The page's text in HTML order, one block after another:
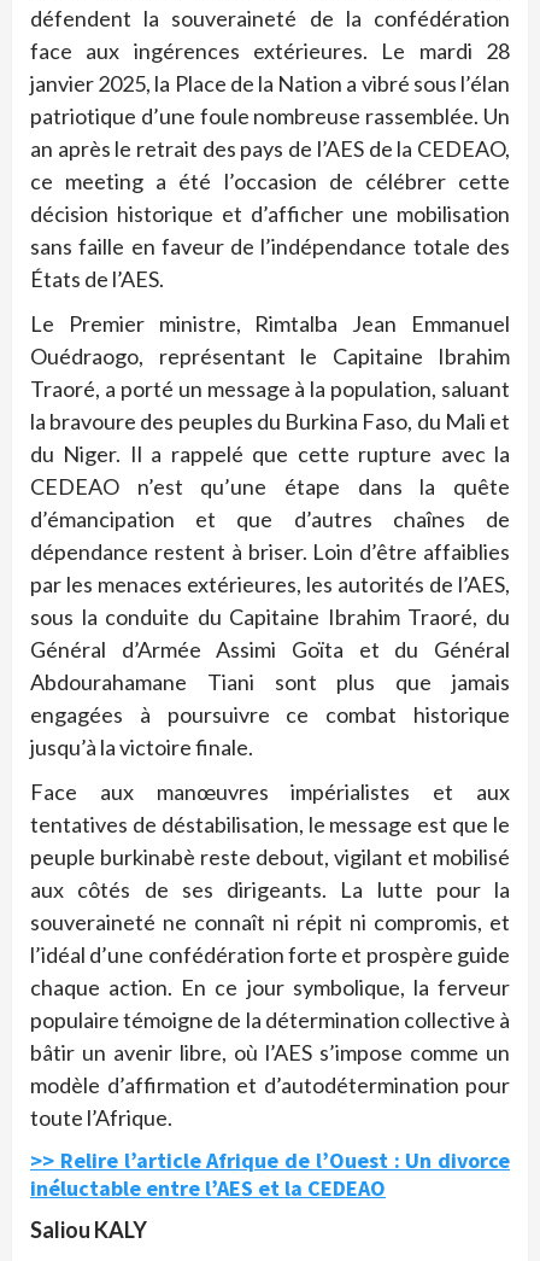
défendent la souveraineté de la confédération
face aux ingérences extérieures. Le mardi 28
janvier 2025, la Place de la Nation a vibré sous l’élan
patriotique d’une foule nombreuse rassemblée. Un
an après le retrait des pays de l’AES de la CEDEAO,
ce meeting a été l’occasion de célébrer cette
décision historique et d’afficher une mobilisation
sans faille en faveur de l’indépendance totale des
États de l’AES.
Le Premier ministre, Rimtalba Jean Emmanuel
Ouédraogo, représentant le Capitaine Ibrahim
Traoré, a porté un message à la population, saluant
la bravoure des peuples du Burkina Faso, du Mali et
du Niger. Il a rappelé que cette rupture avec la
CEDEAO n’est qu’une étape dans la quête
d’émancipation et que d’autres chaînes de
dépendance restent à briser. Loin d’être affaiblies
par les menaces extérieures, les autorités de l’AES,
sous la conduite du Capitaine Ibrahim Traoré, du
Général d’Armée Assimi Goïta et du Général
Abdourahamane Tiani sont plus que jamais
engagées à poursuivre ce combat historique
jusqu’à la victoire finale.
Face aux manœuvres impérialistes et aux
tentatives de déstabilisation, le message est que le
peuple burkinabè reste debout, vigilant et mobilisé
aux côtés de ses dirigeants. La lutte pour la
souveraineté ne connaît ni répit ni compromis, et
l’idéal d’une confédération forte et prospère guide
chaque action. En ce jour symbolique, la ferveur
populaire témoigne de la détermination collective à
bâtir un avenir libre, où l’AES s’impose comme un
modèle d’affirmation et d’autodétermination pour
toute l’Afrique.
>> Relire l’article Afrique de l’Ouest : Un divorce
inéluctable entre l’AES et la CEDEAO
Saliou KALY